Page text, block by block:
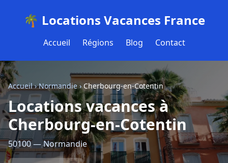
🌴 Locations Vacances France
Accueil Régions Blog Contact
Accueil›Normandie›Cherbourg-en-Cotentin
Locations vacances à
Cherbourg-en-Cotentin
50100 — Normandie